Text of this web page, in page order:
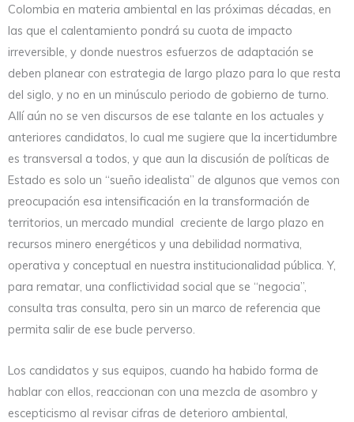
Colombia en materia ambiental en las próximas décadas, en
las que el calentamiento pondrá su cuota de impacto
irreversible, y donde nuestros esfuerzos de adaptación se
deben planear con estrategia de largo plazo para lo que resta
del siglo, y no en un minúsculo periodo de gobierno de turno.
Allí aún no se ven discursos de ese talante en los actuales y
anteriores candidatos, lo cual me sugiere que la incertidumbre
es transversal a todos, y que aun la discusión de políticas de
Estado es solo un “sueño idealista” de algunos que vemos con
preocupación esa intensificación en la transformación de
territorios, un mercado mundial creciente de largo plazo en
recursos minero energéticos y una debilidad normativa,
operativa y conceptual en nuestra institucionalidad pública. Y,
para rematar, una conflictividad social que se “negocia”,
consulta tras consulta, pero sin un marco de referencia que
permita salir de ese bucle perverso.
Los candidatos y sus equipos, cuando ha habido forma de
hablar con ellos, reaccionan con una mezcla de asombro y
escepticismo al revisar cifras de deterioro ambiental,